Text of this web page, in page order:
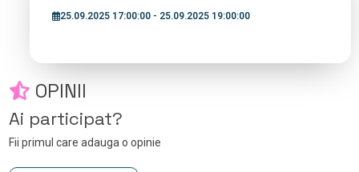
25.09.2025 17:00:00 - 25.09.2025 19:00:00
OPINII
Ai participat?
Fii primul care adauga o opinie